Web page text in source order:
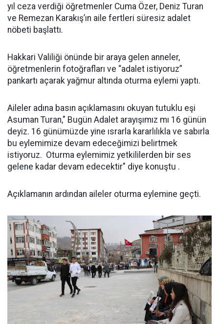
yıl ceza verdiği öğretmenler Cuma Özer, Deniz Turan
ve Remezan Karakış’ın aile fertleri süresiz adalet
nöbeti başlattı.
Hakkari Valiliği önünde bir araya gelen anneler,
öğretmenlerin fotoğrafları ve “adalet istiyoruz”
pankartı açarak yağmur altında oturma eylemi yaptı.
Aileler adına basın açıklamasını okuyan tutuklu eşi
Asuman Turan," Bugün Adalet arayışımız mı 16 günün
deyiz. 16 günümüzde yine ısrarla kararlılıkla ve sabırla
bu eylemimize devam edeceğimizi belirtmek
istiyoruz. Oturma eylemimiz yetkililerden bir ses
gelene kadar devam edecektir" diye konuştu .
Açıklamanın ardından aileler oturma eylemine geçti.